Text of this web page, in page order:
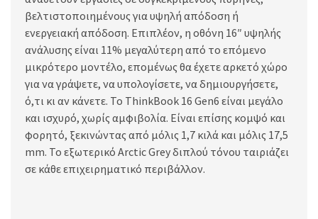
βελτιστοποιημένους για υψηλή απόδοση ή
ενεργειακή απόδοση. Επιπλέον, η οθόνη 16″ υψηλής
ανάλυσης είναι 11% μεγαλύτερη από το επόμενο
μικρότερο μοντέλο, επομένως θα έχετε αρκετό χώρο
για να γράψετε, να υπολογίσετε, να δημιουργήσετε,
ό,τι κι αν κάνετε. Το ThinkBook 16 Gen6 είναι μεγάλο
και ισχυρό, χωρίς αμφιβολία. Είναι επίσης κομψό και
φορητό, ξεκινώντας από μόλις 1,7 κιλά και μόλις 17,5
mm. Το εξωτερικό Arctic Grey διπλού τόνου ταιριάζει
σε κάθε επιχειρηματικό περιβάλλον.